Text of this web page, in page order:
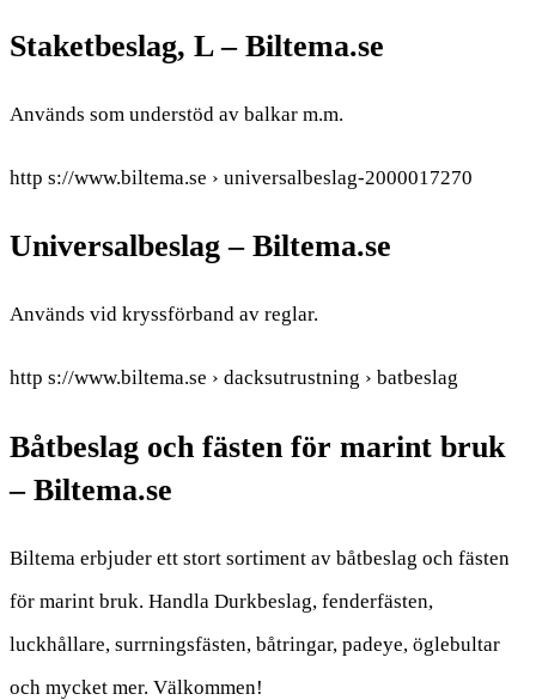
Staketbeslag, L – Biltema.se
Används som understöd av balkar m.m.
http s://www.biltema.se › universalbeslag-2000017270
Universalbeslag – Biltema.se
Används vid kryssförband av reglar.
http s://www.biltema.se › dacksutrustning › batbeslag
Båtbeslag och fästen för marint bruk
– Biltema.se
Biltema erbjuder ett stort sortiment av båtbeslag och fästen
för marint bruk. Handla Durkbeslag, fenderfästen,
luckhållare, surrningsfästen, båtringar, padeye, öglebultar
och mycket mer. Välkommen!